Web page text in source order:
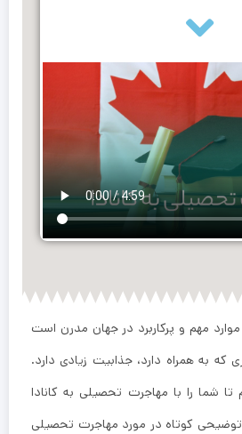
مهم و پرکاربرد در جهان مدرن است
که به همراه دارد، جذابیت زیادی دارد.
شما را با مهاجرت تحصیلی به کانادا
توضیحی کوتاه در مورد مهاجرت تحصیلی